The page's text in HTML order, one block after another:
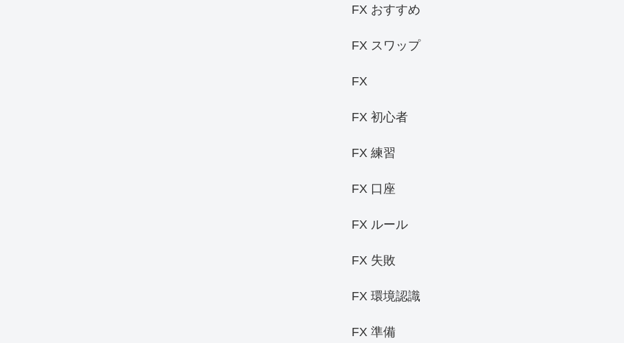
FX おすすめ
FX スワップ
FX
FX 初心者
FX 練習
FX 口座
FX ルール
FX 失敗
FX 環境認識
FX 準備